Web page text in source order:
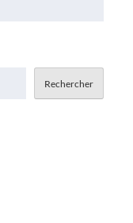
Rechercher